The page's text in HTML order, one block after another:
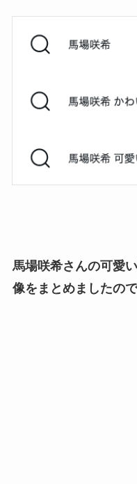
馬場咲希さんの可愛
像をまとめましたの